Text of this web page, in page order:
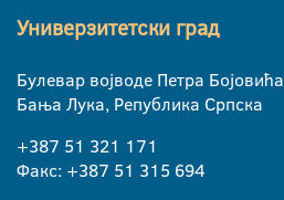
Универзитетски град
Булевар војводе Петра Бојовића
Бања Лука, Република Српска
+387 51 321 171
Факс: +387 51 315 694